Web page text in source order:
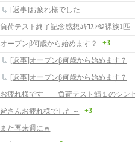
[返事]お疲れ様でした
負荷テスト終了記念感想ｶｷｺｽﾚ＠裸族1匹
オープンβ何歳から始めます？ +3
[返事]オープンβ何歳から始めます？
[返事]オープンβ何歳から始めます？
お疲れ様です 負荷テスト鯖１のシン
皆さんお疲れ様でした～
+3
また再来週にｗ